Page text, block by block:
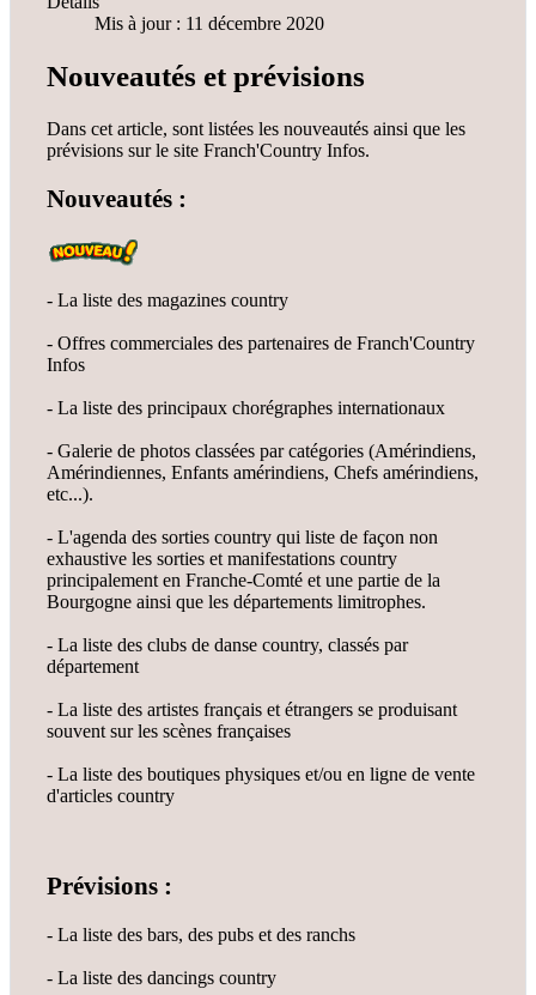
Mis à jour : 11 décembre 2020
Nouveautés et prévisions
Dans cet article, sont listées les nouveautés ainsi que les
prévisions sur le site Franch'Country Infos.
Nouveautés :
- La liste des magazines country
- Offres commerciales des partenaires de Franch'Country
Infos
- La liste des principaux chorégraphes internationaux
- Galerie de photos classées par catégories (Amérindiens,
Amérindiennes, Enfants amérindiens, Chefs amérindiens,
etc...).
- L'agenda des sorties country qui liste de façon non
exhaustive les sorties et manifestations country
principalement en Franche-Comté et une partie de la
Bourgogne ainsi que les départements limitrophes.
- La liste des clubs de danse country, classés par
département
- La liste des artistes français et étrangers se produisant
souvent sur les scènes françaises
- La liste des boutiques physiques et/ou en ligne de vente
d'articles country
Prévisions :
- La liste des bars, des pubs et des ranchs
- La liste des dancings country